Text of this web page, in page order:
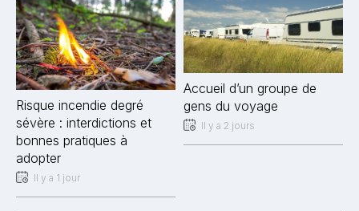
Risque incendie degré
sévère : interdictions et
bonnes pratiques à
adopter
Il y a 1 jour
Accueil d’un groupe de
gens du voyage
Il y a 2 jours